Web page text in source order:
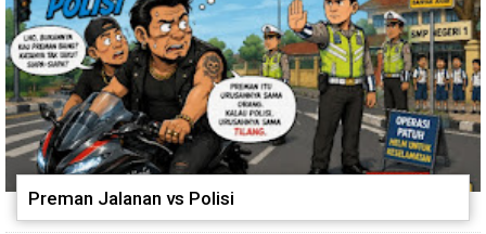
Preman Jalanan vs Polisi